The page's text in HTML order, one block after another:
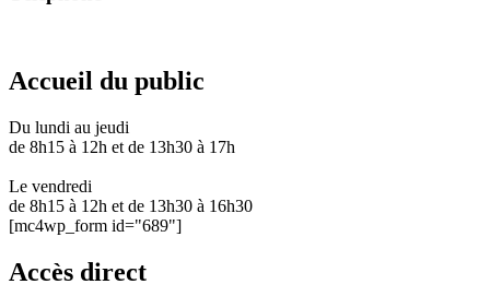
Accueil du public
Du lundi au jeudi
de 8h15 à 12h et de 13h30 à 17h
Le vendredi
de 8h15 à 12h et de 13h30 à 16h30
[mc4wp_form id="689"]
Accès direct